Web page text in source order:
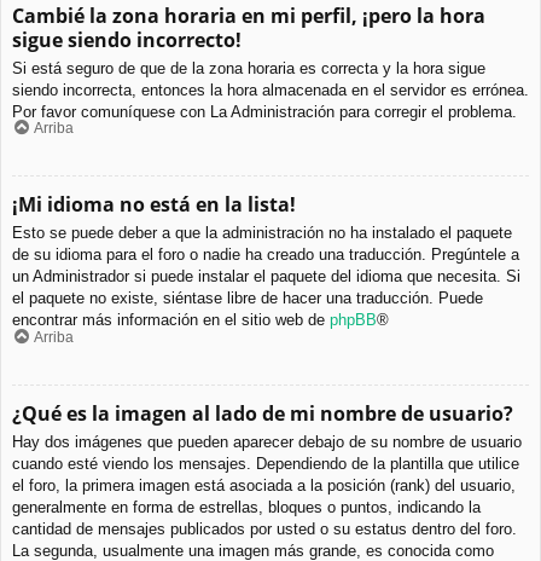
Cambié la zona horaria en mi perfil, ¡pero la hora
sigue siendo incorrecto!
Si está seguro de que de la zona horaria es correcta y la hora sigue
siendo incorrecta, entonces la hora almacenada en el servidor es errónea.
Por favor comuníquese con La Administración para corregir el problema.
Arriba
¡Mi idioma no está en la lista!
Esto se puede deber a que la administración no ha instalado el paquete
de su idioma para el foro o nadie ha creado una traducción. Pregúntele a
un Administrador si puede instalar el paquete del idioma que necesita. Si
el paquete no existe, siéntase libre de hacer una traducción. Puede
encontrar más información en el sitio web de phpBB®
Arriba
¿Qué es la imagen al lado de mi nombre de usuario?
Hay dos imágenes que pueden aparecer debajo de su nombre de usuario
cuando esté viendo los mensajes. Dependiendo de la plantilla que utilice
el foro, la primera imagen está asociada a la posición (rank) del usuario,
generalmente en forma de estrellas, bloques o puntos, indicando la
cantidad de mensajes publicados por usted o su estatus dentro del foro.
La segunda, usualmente una imagen más grande, es conocida como